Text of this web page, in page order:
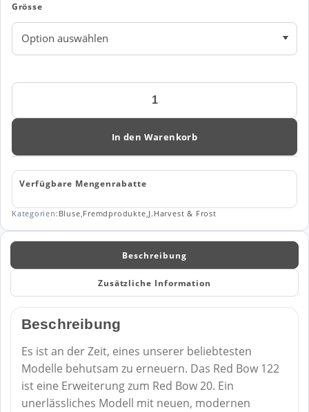
Grösse
RED
122
Menge
In den Warenkorb
Verfügbare Mengenrabatte
Kategorien: Bluse,Fremdprodukte,J.Harvest & Frost
Beschreibung
Zusätzliche Information
Beschreibung
Es ist an der Zeit, eines unserer beliebtesten
Modelle behutsam zu erneuern. Das Red Bow 122
ist eine Erweiterung zum Red Bow 20. Ein
unerlässliches Modell mit neuen, modernen